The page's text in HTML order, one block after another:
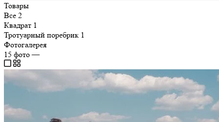
Товары
Все 2
Квадрат 1
Тротуарный поребрик 1
Фотогалерея
15 фото—